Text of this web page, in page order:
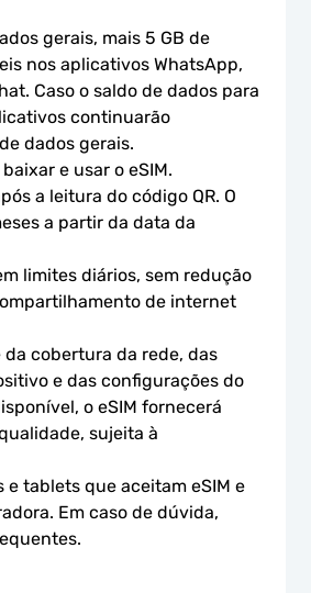
gerais, mais 5 GB de
nos aplicativos WhatsApp,
Caso o saldo de dados para
continuarão
dados gerais.
e usar o eSIM.
a leitura do código QR. O
a partir da data da
limites diários, sem redução
de internet
cobertura da rede, das
e das configurações do
o eSIM fornecerá
sujeita à
tablets que aceitam eSIM e
Em caso de dúvida,